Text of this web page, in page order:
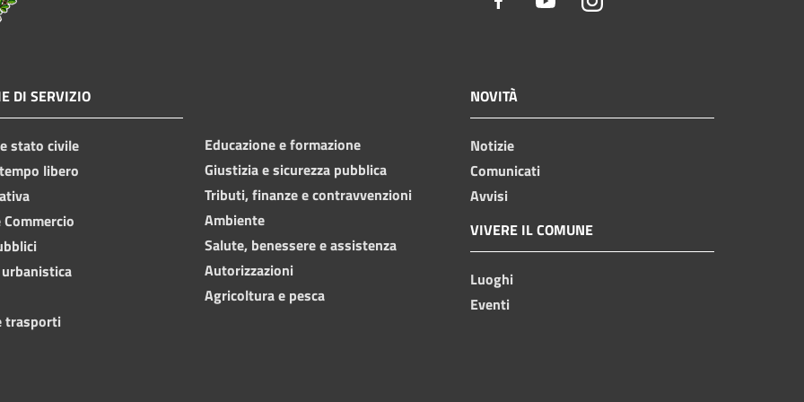
DI SERVIZIO
stato civile
libero
trasporti
Educazione e formazione
Giustizia e sicurezza pubblica
Tributi, finanze e contravvenzioni
Ambiente
Salute, benessere e assistenza
Autorizzazioni
Agricoltura e pesca
NOVITÀ
Notizie
Comunicati
Avvisi
VIVERE IL COMUNE
Luoghi
Eventi